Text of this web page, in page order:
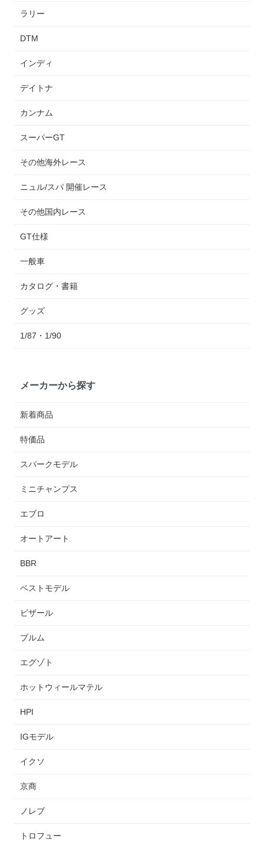
ラリー
DTM
インディ
デイトナ
カンナム
スーパーGT
その他海外レース
ニュル/スパ 開催レース
その他国内レース
GT仕様
一般車
カタログ・書籍
グッズ
1/87・1/90
メーカーから探す
新着商品
特価品
スパークモデル
ミニチャンプス
エブロ
オートアート
BBR
ベストモデル
ビザール
ブルム
エグゾト
ホットウィールマテル
HPI
IGモデル
イクソ
京商
ノレブ
トロフュー